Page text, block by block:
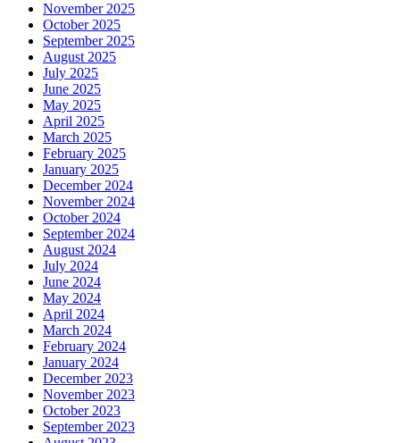
November 2025
October 2025
September 2025
August 2025
July 2025
June 2025
May 2025
April 2025
March 2025
February 2025
January 2025
December 2024
November 2024
October 2024
September 2024
August 2024
July 2024
June 2024
May 2024
April 2024
March 2024
February 2024
January 2024
December 2023
November 2023
October 2023
September 2023